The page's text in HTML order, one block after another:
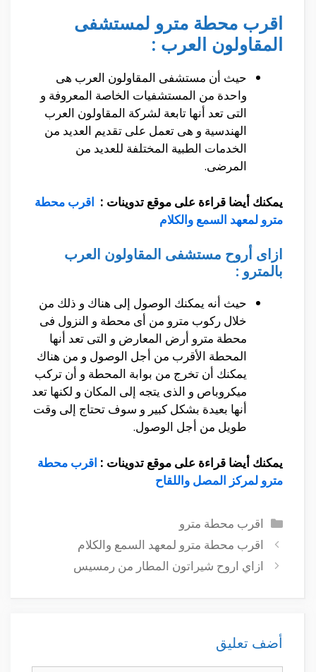
اقرب محطة مترو لمستشفى
المقاولون العرب :
حيث أن مستشفى المقاولون العرب هى
واحدة من المستشفيات الخاصة المعروفة و
التى تعد أنها تابعة لشركة المقاولون العرب
الهندسية و هى تعمل على تقديم العديد من
الخدمات الطبية المختلفة للعديد من
المرضى.
يمكنك أيضا قراءة على موقع تدوينات : اقرب محطة
مترو لمعهد السمع والكلام
ازاى أروح مستشفى المقاولون العرب
بالمترو :
حيث أنه يمكنك الوصول إلى هناك و ذلك من
خلال ركوب مترو من أى محطة و النزول فى
محطة مترو أرض المعارض و التى تعد أنها
المحطة الأقرب من أجل الوصول و من هناك
يمكنك أن تخرج من بوابة المحطة و أن تركب
ميكروباص و الذى يتجه إلى المكان و لكنها تعد
أنها بعيدة بشكل كبير و سوف تحتاج إلى وقت
طويل من أجل الوصول.
يمكنك أيضا قراءة على موقع تدوينات : اقرب محطة
مترو لمركز المصل واللقاح
التصنيفات
اقرب محطة مترو
اقرب محطة مترو لمعهد السمع والكلام
ازاي اروح شيراتون المطار من رمسيس
أضف تعليق